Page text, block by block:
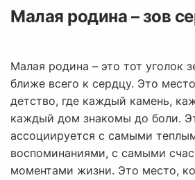
Малая родина – зов
Малая родина – это тот уголок
ближе всего к сердцу. Это
детство, где каждый камень,
каждый дом знакомы до боли.
ассоциируется с самыми
воспоминаниями, с самыми
моментами жизни. Это место,